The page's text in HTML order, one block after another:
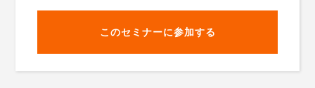
このセミナーに参加する